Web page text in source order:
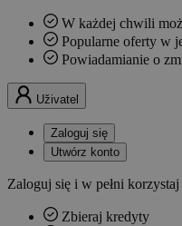
W każdej chwili
Popularne oferty w
Powiadamianie o
Uživatel
Zaloguj się
Utwórz konto
Zaloguj się i w pełni
Zbieraj kredyty